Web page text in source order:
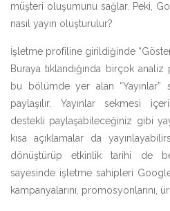
müşteri oluşumunu sağlar. Peki,
nasıl yayın oluşturulur?
İşletme profiline girildiğinde
Buraya tıklandığında birçok analiz
bu bölümde yer alan “Yayınlar”
paylaşılır. Yayınlar sekmesi
destekli paylaşabileceğiniz gibi
kısa açıklamalar da
dönüştürüp etkinlik tarihi de
sayesinde işletme sahipleri
kampanyalarını, promosyonlarını,